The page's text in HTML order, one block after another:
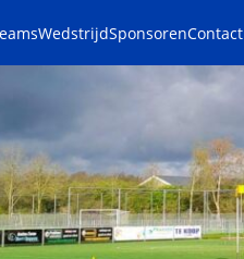
WedstrijdSponsorenContact